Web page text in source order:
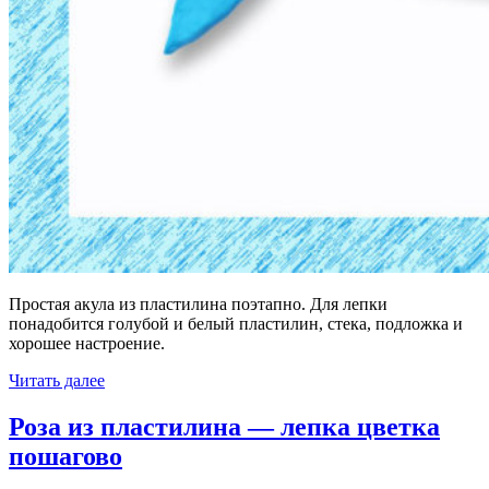
Простая акула из пластилина поэтапно. Для лепки
понадобится голубой и белый пластилин, стека, подложка и
хорошее настроение.
Читать далее
Роза из пластилина — лепка цветка
пошагово